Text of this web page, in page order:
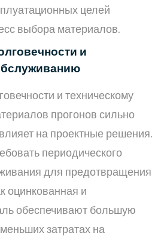
целей
выбора материалов.
и
и техническому
прогонов сильно
на проектные решения.
периодического
для предотвращения
оцинкованная и
обеспечивают большую
затратах на